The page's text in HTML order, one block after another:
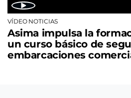
VÍDEO NOTICIAS
Asima impulsa la
un curso básico de
embarcaciones